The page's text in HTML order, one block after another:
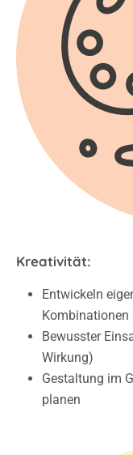
Kreativität:
Entwickeln
Kombinationen
Bewusster
Wirkung)
Gestaltung im
planen